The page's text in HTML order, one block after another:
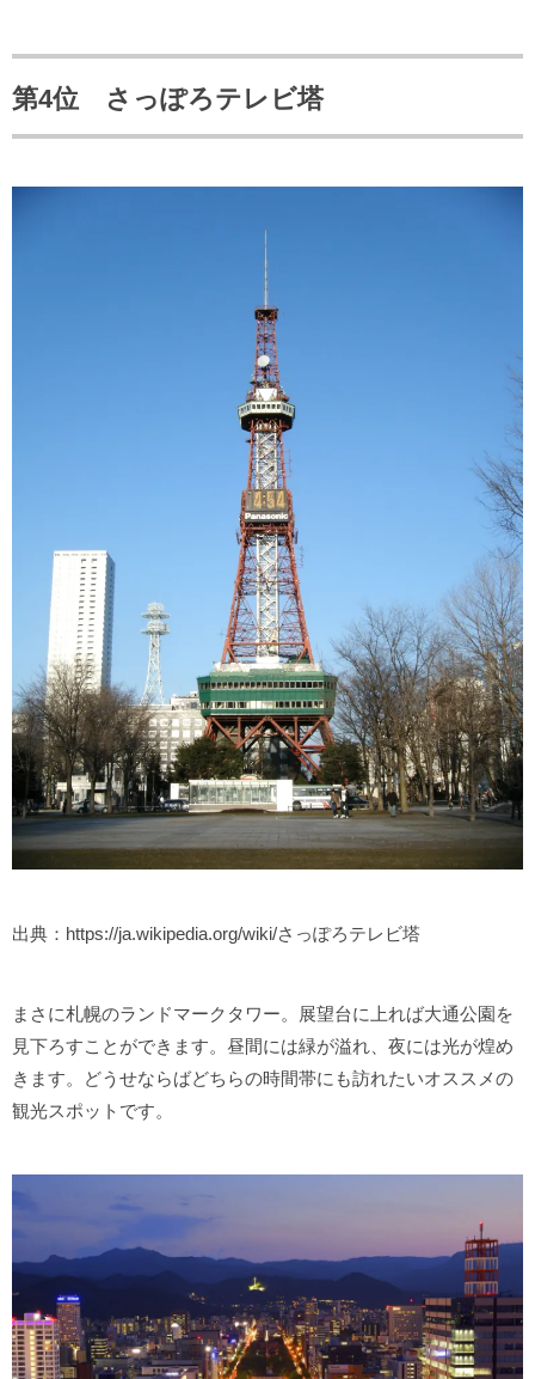
第4位 さっぽろテレビ塔
出典：https://ja.wikipedia.org/wiki/さっぽろテレビ塔
まさに札幌のランドマークタワー。展望台に上れば大通公園を
見下ろすことができます。昼間には緑が溢れ、夜には光が煌め
きます。どうせならばどちらの時間帯にも訪れたいオススメの
観光スポットです。